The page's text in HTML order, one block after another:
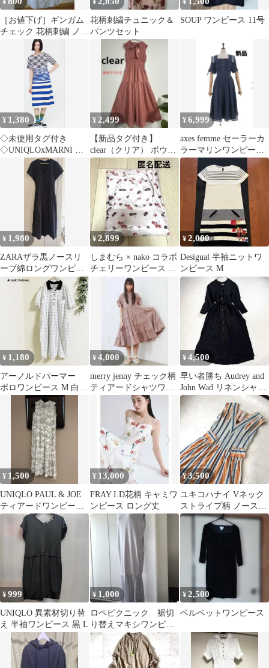
¥
［お値下げ］ギンガム
チェック 花柄刺繍 ノー
スリーブワンピース
¥
花柄刺繍チュニック＆
パンツセット
¥
SOUP ワンピース 11号
¥ 1,380
◇未使用タグ付き
◇UNIQLOxMARNI コ
ラボボーダーワンピー
¥ 2,499
【新品タグ付き】
clear（クリア） ボウタ
イノースリワンピー
ス フリーサイズ
¥6,999
axes femme セーラーカ
ラーマリンワンピース
紺 新品未使用タグ
¥ 1,980
ZARAザラ黒ノースリ
ーブ綿ロングワンピー
ス
¥2,899
しまむら × nako コラボ
チェリーワンピース ピ
¥2,000
Desigual 半袖ニットワ
ンピース M
¥ 1,180
アーノルドパーマー
ポロワンピース M 白
チェック柄 コットン
混 上品 着回し
¥4,000
merry jenny チェック柄
ティアードシャツワン
¥4,500
早い者勝ち Audrey and
John Wad リネンシャツ
ワンピース 黒
¥ 1,500
UNIQLO PAUL & JOE
ティアードワンピース
S
¥ 13,000
FRAY I.D花柄 キャミワ
ンピース ロング丈
¥3,500
ユキコハナイ Vネック
ストライプ柄 ノースリ
ーブワンピース
¥999
UNIQLO 異素材切り替
え 半袖ワンピース 黒 L
¥ 1,000
ロペピクニック 裾切
り替えマキシワンピー
ス グレー フレンチスリ
ーブ ロング
¥2,500
ベルベットワンピース